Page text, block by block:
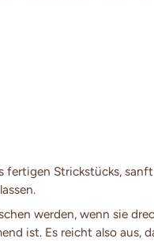
fertigen Strickstücks,
werden, wenn sie
ist. Es reicht also aus,